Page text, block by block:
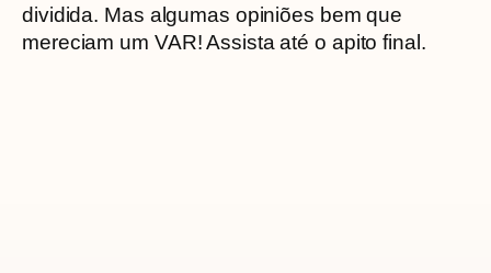
dividida. Mas algumas opiniões bem que
mereciam um VAR! Assista até o apito final.